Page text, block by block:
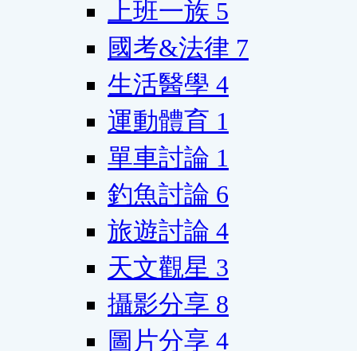
上班一族 5
國考&法律 7
生活醫學 4
運動體育 1
單車討論 1
釣魚討論 6
旅遊討論 4
天文觀星 3
攝影分享 8
圖片分享 4